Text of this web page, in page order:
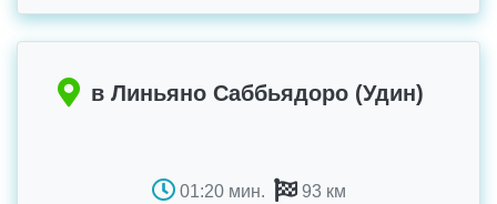
в Линьяно Саббьядоро (Удин)
01:20 мин. 93 км